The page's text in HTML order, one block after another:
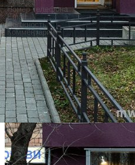
Отправить
Фотогалерея